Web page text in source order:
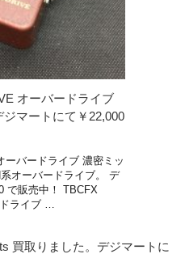
オーバードライブ
マートにて￥22,000
ーバードライブ 濃密ミッ
オーバードライブ。 デ
で販売中！ TBCFX
ライブ …
買取りました。デジマートに